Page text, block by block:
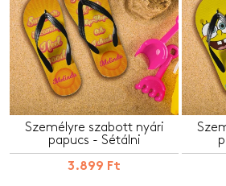
Személyre szabott nyári
papucs - Sétálni
3.899 Ft